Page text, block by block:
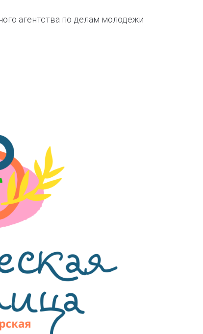
агентства по делам молодежи